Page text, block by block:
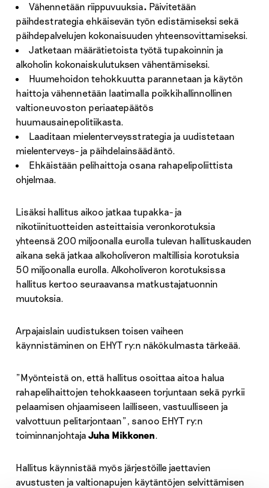
Vähennetään riippuvuuksia. Päivitetään
päihdestrategia ehkäisevän työn edistämiseksi sekä
päihdepalvelujen kokonaisuuden yhteensovittamiseksi.
Jatketaan määrätietoista työtä tupakoinnin ja
alkoholin kokonaiskulutuksen vähentämiseksi.
Huumehoidon tehokkuutta parannetaan ja käytön
haittoja vähennetään laatimalla poikkihallinnollinen
valtioneuvoston periaatepäätös
huumausainepolitiikasta.
Laaditaan mielenterveysstrategia ja uudistetaan
mielenterveys- ja päihdelainsäädäntö.
Ehkäistään pelihaittoja osana rahapelipoliittista
ohjelmaa.
Lisäksi hallitus aikoo jatkaa tupakka- ja
nikotiinituotteiden asteittaisia veronkorotuksia
yhteensä 200 miljoonalla eurolla tulevan hallituskauden
aikana sekä jatkaa alkoholiveron maltillisia korotuksia
50 miljoonalla eurolla. Alkoholiveron korotuksissa
hallitus kertoo seuraavansa matkustajatuonnin
muutoksia.
Arpajaislain uudistuksen toisen vaiheen
käynnistäminen on EHYT ry:n näkökulmasta tärkeää.
”Myönteistä on, että hallitus osoittaa aitoa halua
rahapelihaittojen tehokkaaseen torjuntaan sekä pyrkii
pelaamisen ohjaamiseen lailliseen, vastuulliseen ja
valvottuun pelitarjontaan”, sanoo EHYT ry:n
toiminnanjohtaja Juha Mikkonen.
Hallitus käynnistää myös järjestöille jaettavien
avustusten ja valtionapujen käytäntöjen selvittämisen